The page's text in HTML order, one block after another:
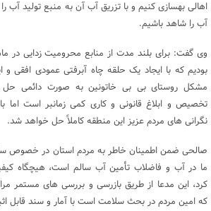
اهالی بهسازی کنیم و با تزریق آب آن به منبع تولید آب
آب را شاهد باشیم.
وی گفت: برای بلند مدت از منابع محرومیت زدایی در
مشکل روستای بی بی خاتونین به صورت دائمی حل
تخصیص و ابلاغ قانونی و کاری کمی زمانبر است اما
نگرانی های مردم عزیز این منطقه کاملاً حل خواهد شد.
صالحی ضمن اطمینان خاطر به مردم استان در خصوص
ما در آب و فاضلاب تأمین آب سالم است، هیچگاه
کرد، این مدعا از طریق بازرسی و بررسی های مستمر
که امین مردم در بحث سلامت است با آمار و سند قابل